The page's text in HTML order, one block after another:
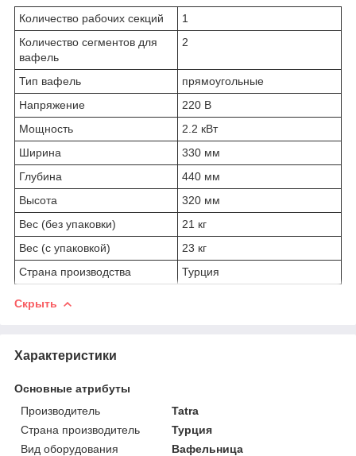
Количество рабочих секций
1
Количество сегментов для
вафель
2
Тип вафель
прямоугольные
Напряжение
220 В
Мощность
2.2 кВт
Ширина
330 мм
Глубина
440 мм
Высота
320 мм
Вес (без упаковки)
21 кг
Вес (с упаковкой)
23 кг
Страна производства
Турция
Скрыть
Характеристики
Основные атрибуты
Производитель
Tatra
Страна производитель
Турция
Вид оборудования
Вафельница